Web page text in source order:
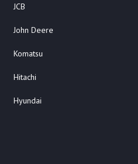
JCB
John Deere
Komatsu
Hitachi
Hyundai